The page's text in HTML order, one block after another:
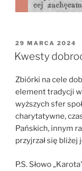
OPUBLIKOWANE
W
29 MARCA 2024
Kwesty
Zbiórki na cele
element tradycji
wyższych sfer
charytatywne,
Pańskich, innym
przyjrzał się
P.S. Słowo